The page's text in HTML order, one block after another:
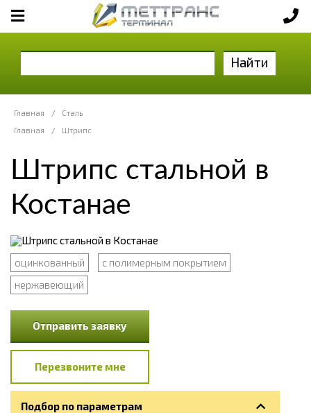
Найти
Главная /
Сталь
Главная
/ Штрипс
Штрипс стальной в
Костанае
оцинкованный
с полимерным покрытием
нержавеющий
Отправить заявку
Перезвоните мне
Подбор по параметрам